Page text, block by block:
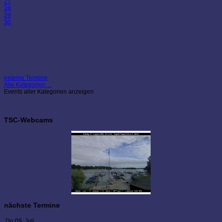
27
28
29
30
externe Termine
Alle Kategorien ...
Events aller Kategorien anzeigen
TSC-Webcams
nächste Termine